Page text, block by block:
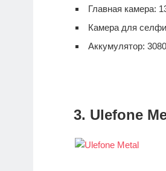
Главная камера:
Камера для
Аккумулятор:
3. Ulefone